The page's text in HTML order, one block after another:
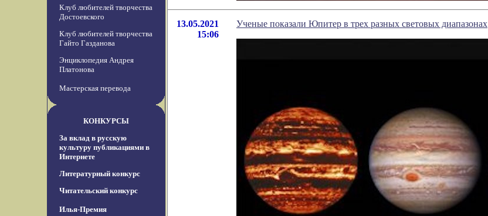
Клуб любителей творчества
Достоевского
Клуб любителей творчества
Гайто Газданова
Энциклопедия Андрея
Платонова
Мастерская перевода
КОНКУРСЫ
За вклад в русскую
культуру публикациями в
Интернете
Литературный конкурс
Читательский конкурс
Илья-Премия
13.05.2021
15:06
Ученые показали Юпитер в трех разных световых диапазонах